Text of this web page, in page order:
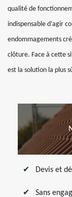
qualité de
indispensable d’agir
endommagements
clôture. Face à cette
est la solution la plus
Devis et
Sans